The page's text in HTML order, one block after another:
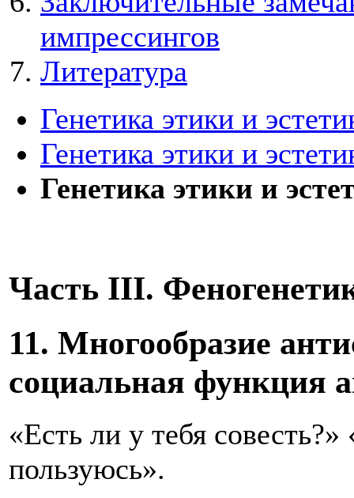
импрессингов
Литература
Генетика этики и
Генетика этики и
Генетика этики и
Часть III.
11. Многообразие
социальная функция
«Есть ли у тебя
пользуюсь».